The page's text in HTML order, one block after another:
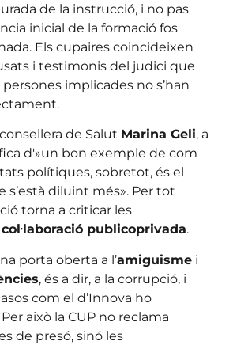
de la instrucció, i no pas
inicial de la formació fos
Els cupaires coincideixen
i testimonis del judici que
implicades no s’han
de Salut Marina Geli, a
d'»un bon exemple de com
polítiques, sobretot, és el
s’està diluint més». Per tot
torna a criticar les
col·laboració publicoprivada.
porta oberta a l’amiguisme i
, és a dir, a la corrupció, i
com el d’Innova ho
això la CUP no reclama
de presó, sinó les